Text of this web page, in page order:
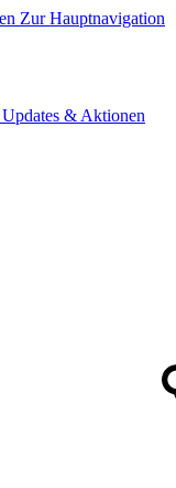
Zur Hauptnavigation
& Aktionen